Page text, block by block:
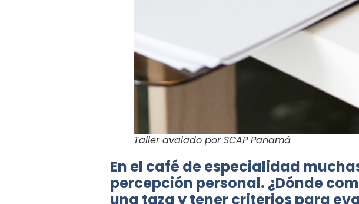
Taller avalado por SCAP Panamá
En el café de especialidad
percepción personal. ¿Dónde
una taza y tener criterios para